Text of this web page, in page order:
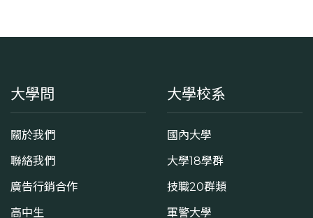
大學問
關於我們
聯絡我們
廣告行銷合作
高中生
大學校系
國內大學
大學18學群
技職20群類
軍警大學